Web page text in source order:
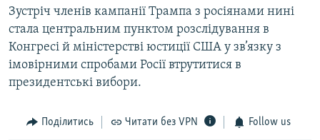
Зустріч членів кампанії Трампа з росіянами нині
стала центральним пунктом розслідування в
Конгресі й міністерстві юстиції США у зв’язку з
імовірними спробами Росії втрутитися в
президентські вибори.
Поділитись Читати без VPN Follow us